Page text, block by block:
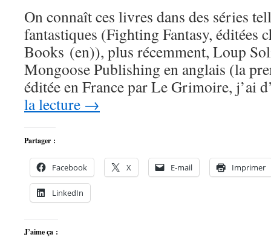
On connaît ces livres dans des séries
fantastiques (Fighting Fantasy, éditées
Books (en)), plus récemment, Loup
Mongoose Publishing en anglais (la
éditée en France par Le Grimoire, j’ai
la lecture →
Partager :
Facebook X E-mail Imprimer
LinkedIn
J’aime ça :